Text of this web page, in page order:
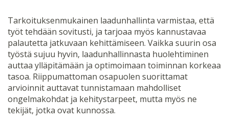
Tarkoituksenmukainen laadunhallinta varmistaa, että
työt tehdään sovitusti, ja tarjoaa myös kannustavaa
palautetta jatkuvaan kehittämiseen. Vaikka suurin osa
työstä sujuu hyvin, laadunhallinnasta huolehtiminen
auttaa ylläpitämään ja optimoimaan toiminnan korkeaa
tasoa. Riippumattoman osapuolen suorittamat
arvioinnit auttavat tunnistamaan mahdolliset
ongelmakohdat ja kehitystarpeet, mutta myös ne
tekijät, jotka ovat kunnossa.